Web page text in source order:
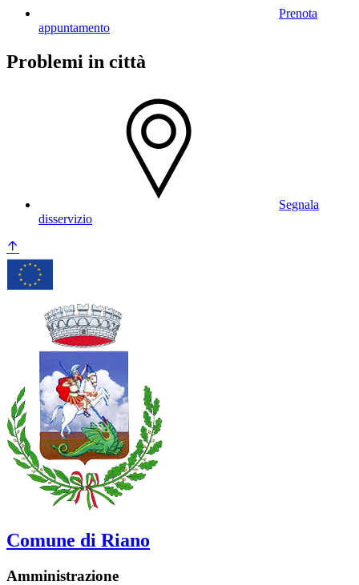
Prenota
appuntamento
Problemi in città
Segnala
disservizio
Comune di Riano
Amministrazione